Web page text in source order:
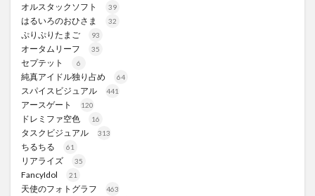
オルスタックソフト 39
はるいろのおひさま 32
ぷりぷりたまご 93
オータムリーフ 35
セプテット 6
純真アイドル独り占め 64
スパイスビジュアル 441
アースゲート 120
ドレミファ空色 16
タスクビジュアル 313
ちるちる 61
リアライズ 35
FancyIdol 21
天使のフォトグラフ 463